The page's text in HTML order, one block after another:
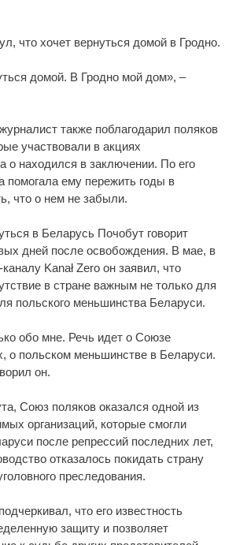
что хочет вернуться домой в Гродно.
домой. В Гродно мой дом», –
также поблагодарил поляков
участвовали в акциях
о находился в заключении. По его
помогала ему пережить годы в
что о нем не забыли.
в Беларусь Почобут говорит
дней после освобождения. В мае, в
Kanał Zero он заявил, что
в стране важным не только для
польского меньшинства Беларуси.
обо мне. Речь идет о Союзе
о польском меньшинстве в Беларуси.
он.
Союз поляков оказался одной из
организаций, которые смогли
после репрессий последних лет,
отказалось покидать страну
преследования.
что его известность
защиту и позволяет